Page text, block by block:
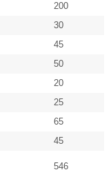
200
30
45
50
20
25
65
45
546